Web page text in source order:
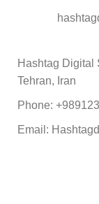
Hashtag Digital
Tehran, Iran
Phone:
Email: